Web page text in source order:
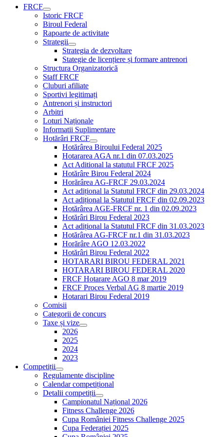
FRCF
Istoric FRCF
Biroul Federal
Rapoarte de activitate
Strategii
Strategia de dezvoltare
Stategie de licențiere și formare antrenori
Structura Organizatorică
Staff FRCF
Cluburi afiliate
Sportivi legitimați
Antrenori și instructori
Arbitri
Loturi Naționale
Informatii Suplimentare
Hotărâri FRCF
Hotărârea Biroului Federal 2025
Hotararea AGA nr.1 din 07.03.2025
Act Aditional la statutul FRCF 2025
Hotărâre Birou Federal 2024
Horărârea AG-FRCF 29.03.2024
Act adițional la Statutul FRCF din 29.03.2024
Act adițional la Statutul FRCF din 02.09.2023
Hotărârea AGE-FRCF nr. 1 din 02.09.2023
Hotărâri Birou Federal 2023
Act adițional la Statutul FRCF din 31.03.2023
Hotărârea AG-FRCF nr.1 din 31.03.2023
Horărâre AGO 12.03.2022
Hotărâri Birou Federal 2022
HOTARARI BIROU FEDERAL 2021
HOTARARI BIROU FEDERAL 2020
FRCF Hotarare AGO 8 mar 2019
FRCF Proces Verbal AG 8 martie 2019
Hotarari Birou Federal 2019
Comisii
Categorii de concurs
Taxe și vize
2026
2025
2024
2023
Competiții
Regulamente discipline
Calendar competițional
Detalii competiții
Campionatul Național 2026
Fitness Challenge 2026
Cupa României Fitness Challenge 2025
Cupa Federației 2025